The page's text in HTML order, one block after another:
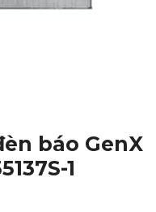
báo GenX
1